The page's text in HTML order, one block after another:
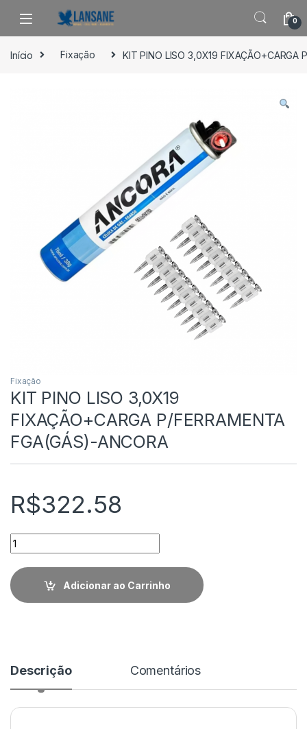
Saltar para navegação
Pular para o conteúdo
0
Início Fixação KIT PINO LISO 3,0X19 FIXAÇÃO+CARGA
Fixação
KIT PINO LISO 3,0X19
FIXAÇÃO+CARGA P/FERRAMENTA
FGA(GÁS)-ANCORA
R$322.58
Quantidade
Adicionar ao Carrinho
Descrição Comentários